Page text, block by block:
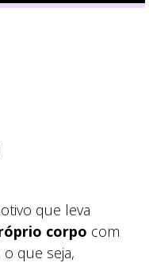
que leva
corpo com
que seja,